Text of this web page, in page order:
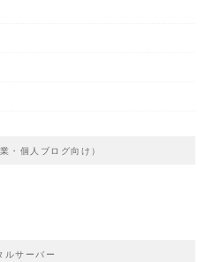
・個人ブログ向け）
ルサーバー